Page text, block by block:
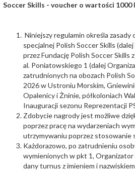
Soccer Skills - voucher o wartości 1000
Niniejszy regulamin określa zasady
specjalnej Polish Soccer Skills
przez Fundację Polish Soccer Skills
al. Poniatowskiego 1 (dalej
zatrudnionych na obozach Polish
2026 w Ustroniu Morskim,
Opalenicy i Żninie, półkoloniach
Inauguracji sezonu Reprezentacji
Zdobycie nagrody jest możliwe
poprzez pracę na wydarzeniach
utrzymywaniu poprzez stosowanie
Każdorazowo, po zatrudnieniu
wymienionych w pkt 1, Organizator
dany turnus z imieniem i